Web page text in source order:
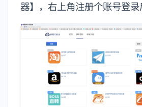
器】，右上角注册个账号登录